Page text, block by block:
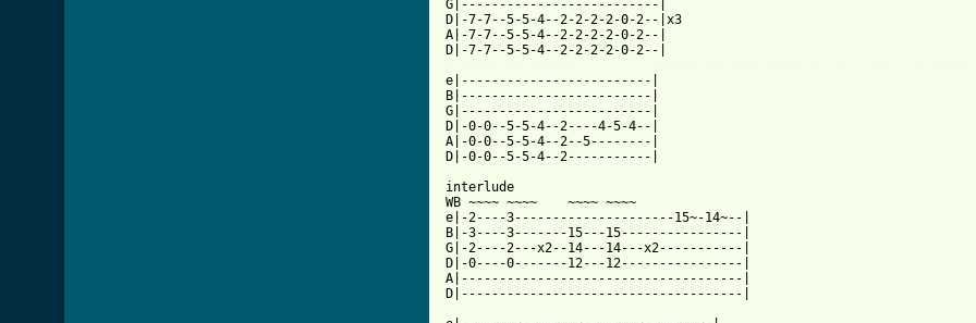
G|--------------------------|
D|-7-7--5-5-4--2-2-2-2-0-2--|x3
A|-7-7--5-5-4--2-2-2-2-0-2--|
e|-------------------------|
B|-------------------------|
G|-------------------------|
D|-0-0--5-5-4--2----4-5-4--|
A|-0-0--5-5-4--2--5--------|
D|-0-0--5-5-4--2-----------|
interlude
WB ~~~~ ~~~~    ~~~~ ~~~~
e|-2----3---------------------15~-14~--|
B|-3----3-------15---15----------------|
G|-2----2---x2--14---14---x2-----------|
D|-0----0-------12---12----------------|
A|-------------------------------------|
D|-------------------------------------|